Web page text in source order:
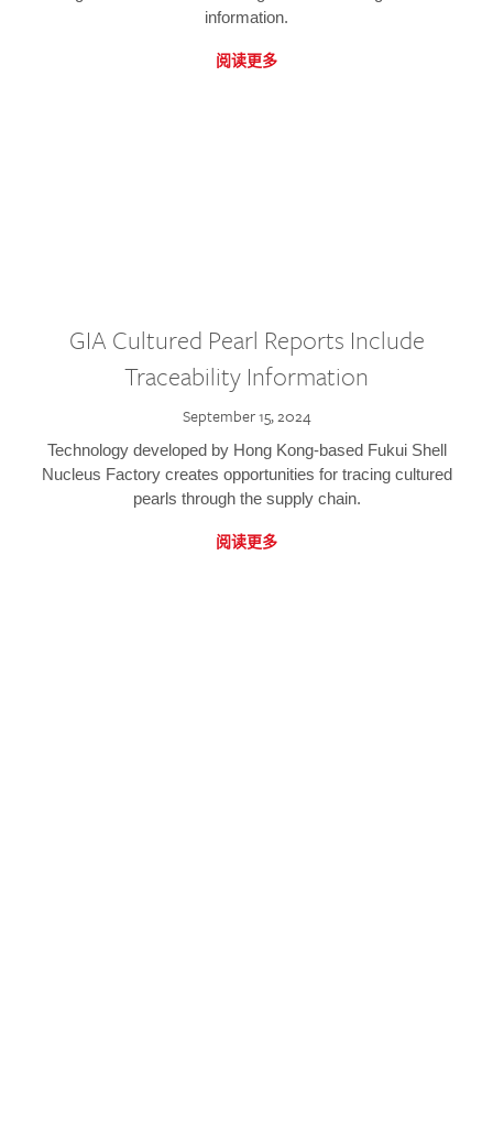
information.
阅读更多
GIA Cultured Pearl Reports Include
Traceability Information
September 15, 2024
Technology developed by Hong Kong-based Fukui Shell
Nucleus Factory creates opportunities for tracing cultured
pearls through the supply chain.
阅读更多